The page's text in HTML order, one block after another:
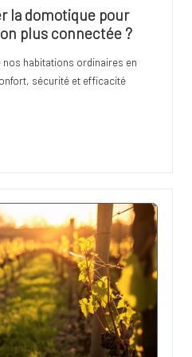
la domotique pour
plus connectée ?
habitations ordinaires en
sécurité et efficacité